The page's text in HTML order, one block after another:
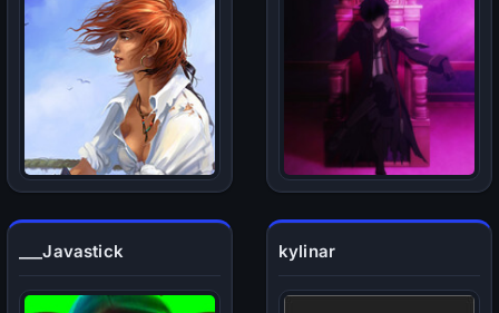
___Javastick kylinar